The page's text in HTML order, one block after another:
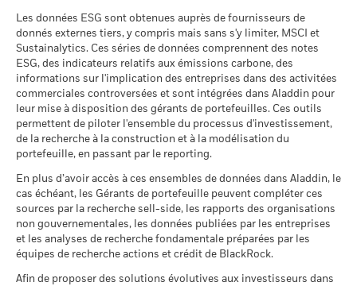
End of interactive chart.
2016 2017 2018 2019 2020
Rendement
total (%)
USD
Indice de
(%) USD
La performance indiquée est calculée après déduction des
frais courants. Les frais d’entrée/de sortie ne sont pas inclus
dans le calcul.
Les chiffres indiqués se rapportent aux performances
Commission de performance
de l'indice de référence
0,00%
Investissement ultérieur
minimum
USD 10 000,00
Domicile Irlande
Société de gestion
BlackRock Asset Management
Réglement livraison Date de transaction + 3 jours
Symbole Bloomberg BEMEXDU
Régime fiscal PEA
Positions susceptibles de modification.
Biens de consommation de base 2,51 2,54
Santé 2,46 2,44
Services publics 1,29 1,26 0,04
Afficher tout
Des pondérations négatives peuvent être le résultat de
circonstances spécifiques (par exemple de différences de
achetés par les Fonds) et/ou de l'utilisation de certains
instruments financiers, comme les produits dérivés, qui
peuvent être utilisés pour acquérir ou réduire une exposition
au marché et/ou à des fins de gestion des risques. Allocations
susceptibles de modification.
Les scénarios défavorable, intermédiaire et favorable
présentés sont des illustrations utilisant les pires, moyennes
et meilleures performances du produit, qui peuvent inclure
des données d’indice(s) de référence/d’indicateur de
proximité, au cours des dix dernières années.
Période de détention recommandée : 5 ans
Exemple d’investissement USD 10 000
Scénarios
Minimal Il n’y a pas de rendement minimum
Ce que vous pourriez obtenir après
Rendement annuel moyen
BlackRock Index Selection Fund - Annual
Report (French - France)
BlackRock Index Selection Fund - Annual
Report (French - France)
BlackRock Index Selection Fund - Prospectus
(English)
BlackRock Index Selection Fund - Prospectus
(French - France)
BlackRock Index Selection Fund - Prospectus
Les données ESG sont obtenues auprès de fournisseurs de
donnés externes tiers, y compris mais sans s'y limiter, MSCI et
Sustainalytics. Ces séries de données comprennent des notes
ESG, des indicateurs relatifs aux émissions carbone, des
informations sur l'implication des entreprises dans des activitées
commerciales controversées et sont intégrées dans Aladdin pour
leur mise à disposition des gérants de portefeuilles. Ces outils
permettent de piloter l'ensemble du processus d'investissement,
de la recherche à la construction et à la modélisation du
portefeuille, en passant par le reporting.
En plus d’avoir accès à ces ensembles de données dans Aladdin, le
cas échéant, les Gérants de portefeuille peuvent compléter ces
sources par la recherche sell-side, les rapports des organisations
non gouvernementales, les données publiées par les entreprises
et les analyses de recherche fondamentale préparées par les
équipes de recherche actions et crédit de BlackRock.
Afin de proposer des solutions évolutives aux investisseurs dans